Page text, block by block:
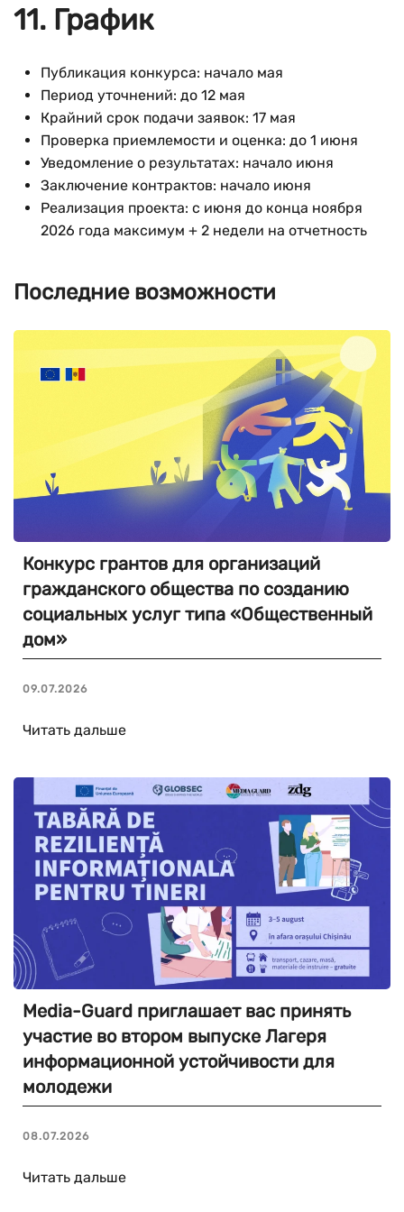
11. График
Публикация конкурса: начало мая
Период уточнений: до 12 мая
Крайний срок подачи заявок: 17 мая
Проверка приемлемости и оценка: до 1 июня
Уведомление о результатах: начало июня
Заключение контрактов: начало июня
Реализация проекта: с июня до конца ноября
2026 года максимум + 2 недели на отчетность
Последние возможности
Конкурс грантов для организаций
гражданского общества по созданию
социальных услуг типа «Общественный
дом»
09.07.2026
Читать дальше
Media-Guard приглашает вас принять
участие во втором выпуске Лагеря
информационной устойчивости для
молодежи
08.07.2026
Читать дальше